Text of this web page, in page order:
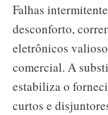
Falhas
desconforto,
eletrônicos
comercial. A
estabiliza o
curtos e